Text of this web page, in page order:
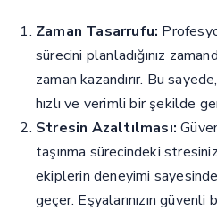
Zaman Tasarrufu:
sürecini planladığınız
zaman kazandırır. Bu
hızlı ve verimli bir şekilde
Stresin Azaltılması:
taşınma sürecindeki
ekiplerin deneyimi
geçer. Eşyalarınızın güvenli